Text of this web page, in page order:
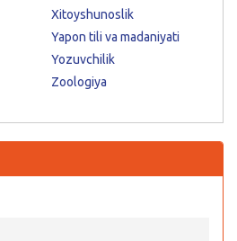
Xitoyshunoslik
Yapon tili va madaniyati
Yozuvchilik
Zoologiya